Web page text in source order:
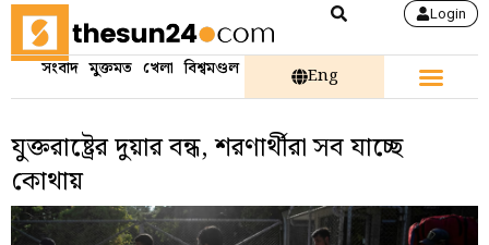
Login
সংবাদ মুক্তমত খেলা বিশ্বমণ্ডল Eng
যুক্তরাষ্ট্রের দুয়ার বন্ধ, শরণার্থীরা সব যাচ্ছে
কোথায়